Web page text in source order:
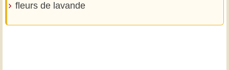
fleurs de lavande